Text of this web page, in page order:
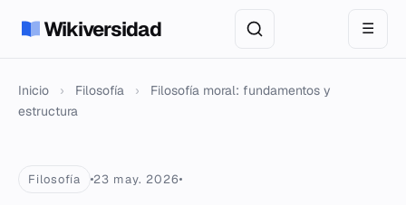
Wikiversidad ☰
Inicio › Filosofía ›
Filosofía moral: fundamentos y
estructura
Filosofía 23 may. 2026